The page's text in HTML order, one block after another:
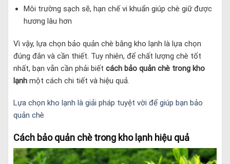
Môi trường sạch sẽ, hạn chế vi khuẩn giúp chè giữ được
hương lâu hơn
Vì vậy, lựa chọn bảo quản chè bằng kho lạnh là lựa chọn
đúng đắn và cần thiết. Tuy nhiên, để chất lượng chè tốt
nhất, bạn vẫn cần phải biết cách bảo quản chè trong kho
lạnh một cách chi tiết và hiệu quả.
Lựa chọn kho lạnh là giải pháp tuyệt vời để giúp bạn bảo
quản chè
Cách bảo quản chè trong kho lạnh hiệu quả